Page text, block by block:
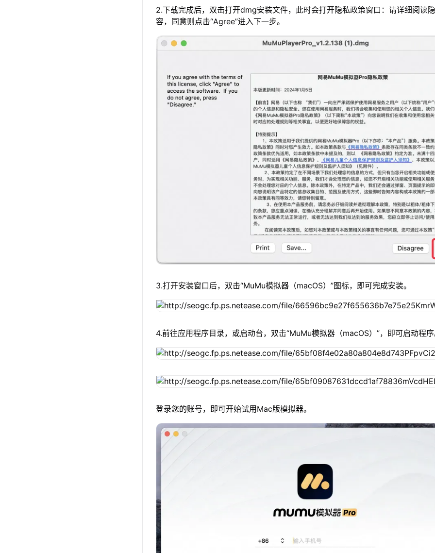
2.下载完成后，双击打开dmg安装文件，此时会打开隐私政策窗口：请详细阅读
容，同意则点击“Agree”进入下一步。
3.打开安装窗口后，双击“MuMu模拟器（macOS）”图标，即可完成安装。
4.前往应用程序目录，或启动台，双击“MuMu模拟器（macOS）”，即可启动程
登录您的账号，即可开始试用Mac版模拟器。